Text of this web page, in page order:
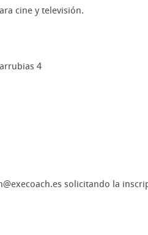
cine y televisión.
4
solicitando la